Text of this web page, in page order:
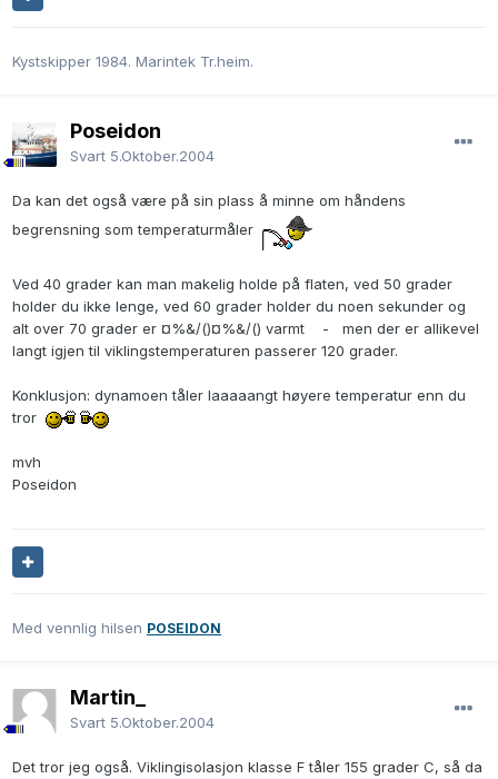
Kystskipper 1984. Marintek Tr.heim.
Poseidon
Svart 5.Oktober.2004
Da kan det også være på sin plass å minne om håndens
begrensning som temperaturmåler
Ved 40 grader kan man makelig holde på flaten, ved 50 grader
holder du ikke lenge, ved 60 grader holder du noen sekunder og
alt over 70 grader er ¤%&/()¤%&/() varmt - men der er allikevel
langt igjen til viklingstemperaturen passerer 120 grader.
Konklusjon: dynamoen tåler laaaaangt høyere temperatur enn du
tror
mvh
Poseidon
Med vennlig hilsen POSEIDON
Martin_
Svart 5.Oktober.2004
Det tror jeg også. Viklingisolasjon klasse F tåler 155 grader C, så da